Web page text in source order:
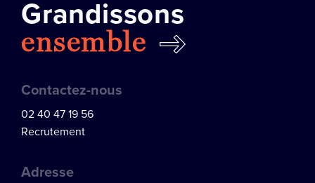
Grandissons
ensemble
Adresse
Contactez-nous
02 40 47 19 56
Recrutement